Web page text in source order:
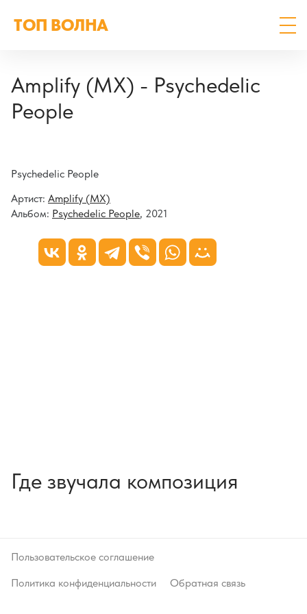
ТОП ВОЛНА
Amplify (MX) - Psychedelic
People
Psychedelic People
Артист: Amplify (MX)
Альбом: Psychedelic People, 2021
Где звучала композиция
Пользовательское соглашение
Политика конфиденциальности
Обратная связь